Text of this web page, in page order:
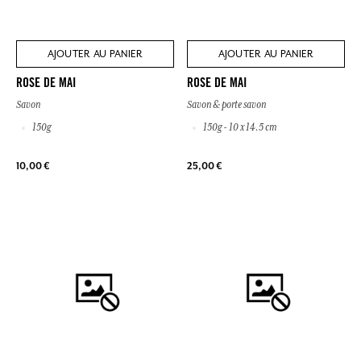
AJOUTER AU PANIER
ROSE DE MAI
Savon
150g
10,00 €
AJOUTER AU PANIER
ROSE DE MAI
Savon & porte savon
150g - 10 x 14.5 cm
25,00 €